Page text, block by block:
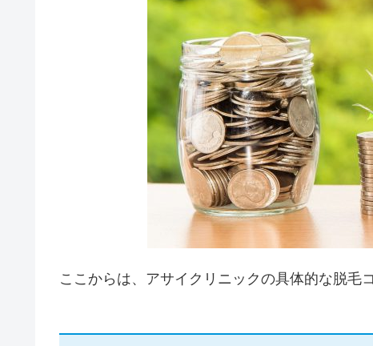
ここからは、アサイクリニックの具体的な脱毛